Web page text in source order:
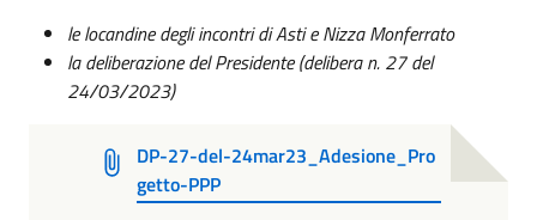
le locandine degli incontri di Asti e Nizza Monferrato
la deliberazione del Presidente (delibera n. 27 del
24/03/2023)
DP-27-del-24mar23_Adesione_Pro
getto-PPP